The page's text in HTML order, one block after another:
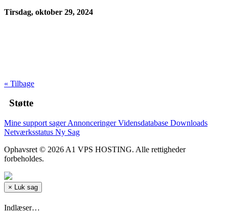
Tirsdag, oktober 29, 2024
« Tilbage
Støtte
Mine support sagerAnnonceringerVidensdatabase Downloads
Netværksstatus Ny Sag
Ophavsret © 2026 A1 VPS HOSTING. Alle rettigheder
forbeholdes.
× Luk sag
Indlæser…